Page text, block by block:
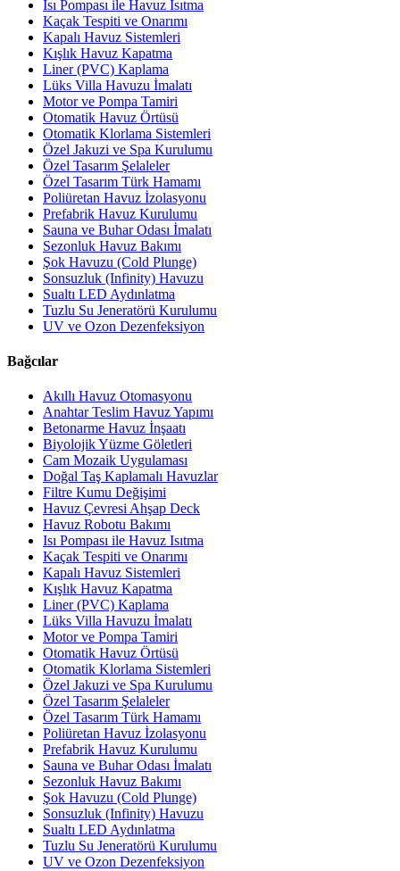
Isı Pompası ile Havuz Isıtma
Kaçak Tespiti ve Onarımı
Kapalı Havuz Sistemleri
Kışlık Havuz Kapatma
Liner (PVC) Kaplama
Lüks Villa Havuzu İmalatı
Motor ve Pompa Tamiri
Otomatik Havuz Örtüsü
Otomatik Klorlama Sistemleri
Özel Jakuzi ve Spa Kurulumu
Özel Tasarım Şelaleler
Özel Tasarım Türk Hamamı
Poliüretan Havuz İzolasyonu
Prefabrik Havuz Kurulumu
Sauna ve Buhar Odası İmalatı
Sezonluk Havuz Bakımı
Şok Havuzu (Cold Plunge)
Sonsuzluk (Infinity) Havuzu
Sualtı LED Aydınlatma
Tuzlu Su Jeneratörü Kurulumu
UV ve Ozon Dezenfeksiyon
Bağcılar
Akıllı Havuz Otomasyonu
Anahtar Teslim Havuz Yapımı
Betonarme Havuz İnşaatı
Biyolojik Yüzme Göletleri
Cam Mozaik Uygulaması
Doğal Taş Kaplamalı Havuzlar
Filtre Kumu Değişimi
Havuz Çevresi Ahşap Deck
Havuz Robotu Bakımı
Isı Pompası ile Havuz Isıtma
Kaçak Tespiti ve Onarımı
Kapalı Havuz Sistemleri
Kışlık Havuz Kapatma
Liner (PVC) Kaplama
Lüks Villa Havuzu İmalatı
Motor ve Pompa Tamiri
Otomatik Havuz Örtüsü
Otomatik Klorlama Sistemleri
Özel Jakuzi ve Spa Kurulumu
Özel Tasarım Şelaleler
Özel Tasarım Türk Hamamı
Poliüretan Havuz İzolasyonu
Prefabrik Havuz Kurulumu
Sauna ve Buhar Odası İmalatı
Sezonluk Havuz Bakımı
Şok Havuzu (Cold Plunge)
Sonsuzluk (Infinity) Havuzu
Sualtı LED Aydınlatma
Tuzlu Su Jeneratörü Kurulumu
UV ve Ozon Dezenfeksiyon